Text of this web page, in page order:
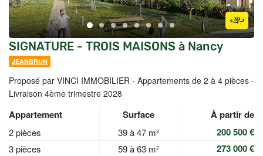
SIGNATURE - TROIS MAISONS à Nancy
JEANBRUN
Proposé par VINCI IMMOBILIER - Appartements de 2 à 4 pièces -
Livraison 4ème trimestre 2028
Appartement Surface À partir de
2 pièces 39 à 47 m² 200 500 €
3 pièces 59 à 63 m² 273 000 €